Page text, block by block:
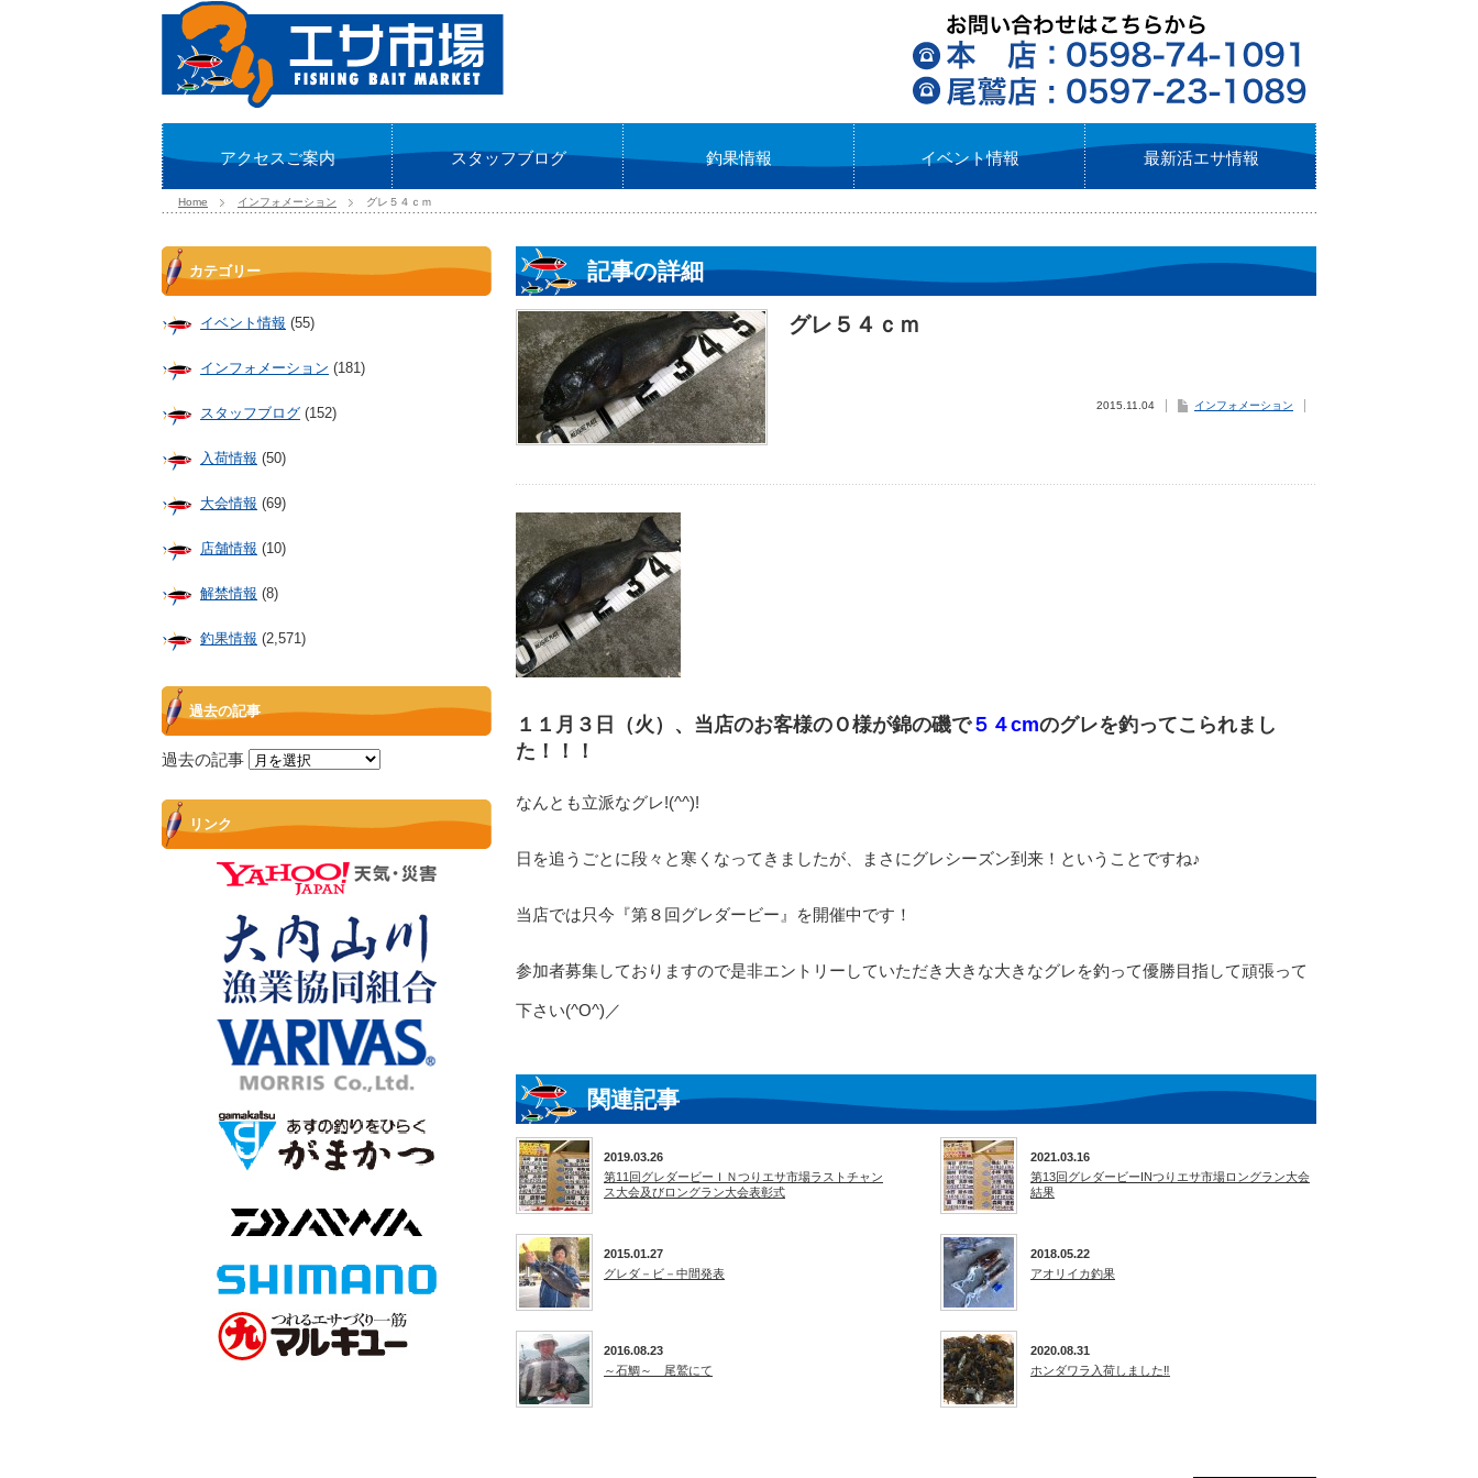
アクセスご案内 スタッフブログ 釣果情報 イベント情報 最新活エサ情報
Home インフォメーション グレ５４ｃｍ
記事の詳細
グレ５４ｃｍ
2015.11.04 インフォメーション
１１月３日（火）、当店のお客様のＯ様が錦の磯で５４cmのグレを釣ってこられまし
た！！！
なんとも立派なグレ!(^^)!
日を追うごとに段々と寒くなってきましたが、まさにグレシーズン到来！ということですね♪
当店では只今『第８回グレダービー』を開催中です！
参加者募集しておりますので是非エントリーしていただき大きな大きなグレを釣って優勝目指して頑張って
下さい(^O^)／
関連記事
2019.03.26
第11回グレダービーＩＮつりエサ市場ラストチャン
ス大会及びロングラン大会表彰式
2021.03.16
第13回グレダービーINつりエサ市場ロングラン大会
結果
2015.01.27
グレダ－ビ－中間発表
2018.05.22
アオリイカ釣果
2016.08.23
～石鯛～ 尾鷲にて
2020.08.31
ホンダワラ入荷しました‼
カテゴリー
イベント情報 (55)
インフォメーション (181)
スタッフブログ (152)
入荷情報 (50)
大会情報 (69)
店舗情報 (10)
解禁情報 (8)
釣果情報 (2,571)
過去の記事
過去の記事
リンク